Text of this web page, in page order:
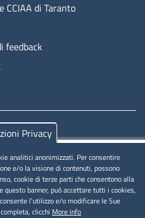
di Taranto
feedback
Privacy
analitici anonimizzati. Per consentire
e/o la visione di contenuti, possono
cookie di terze parti che consentono alla
banner, può accettare tutti i cookies,
l’utilizzo e/o modificare le Sue
clicchi More info